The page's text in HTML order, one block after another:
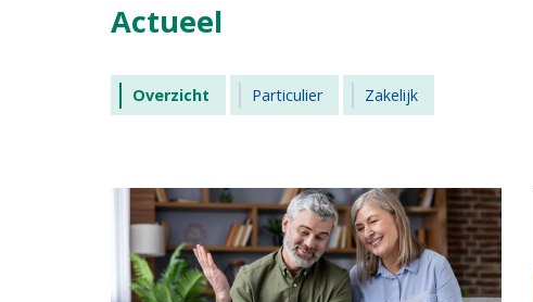
Actueel
Overzicht Particulier Zakelijk